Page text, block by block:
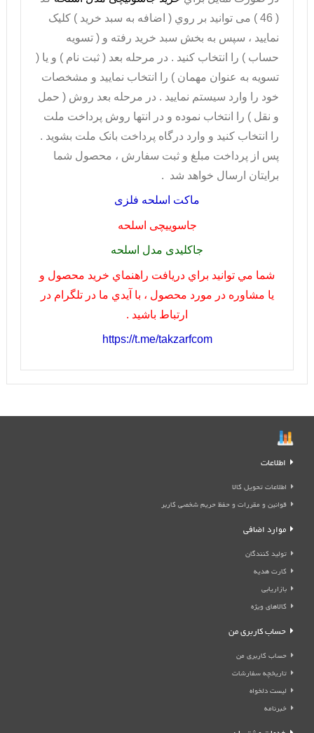
( 46 ) می توانيد بر روي ( اضافه به سبد خريد ) کليک
نماييد ، سپس به بخش سبد خريد رفته و ( تسويه
حساب ) را انتخاب کنيد . در مرحله بعد ( ثبت نام ) و يا (
تسويه به عنوان مهمان ) را انتخاب نماييد و مشخصات
خود را وارد سيستم نماييد . در مرحله بعد روش ( حمل
و نقل ) را انتخاب نموده و در انتها روش پرداخت ملت
را انتخاب کنيد و وارد درگاه پرداخت بانک ملت بشويد .
پس از پرداخت مبلغ و ثبت سفارش ، محصول شما
برايتان ارسال خواهد شد .
ماکت اسلحه فلزی
جاسوییچی اسلحه
جاکلیدی مدل اسلحه
شما مي توانيد براي دريافت راهنماي خريد محصول و
يا مشاوره در مورد محصول ، با آيدي ما در تلگرام در
ارتباط باشيد .
https://t.me/takzarfcom
اطلاعات
اطلاعات تحویل کالا
قوانین و مقررات و حفظ حریم شخصی کاربر
موارد اضافی
تولید کنندگان
کارت هدیه
بازاریابی
کالاهای ویژه
حساب کاربری من
حساب کاربری من
تاریخچه سفارشات
لیست دلخواه
خبرنامه